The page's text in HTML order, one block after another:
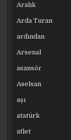
Aralık
Arda Turan
ardından
Arsenal
asansör
Aselsan
aşı
atatürk
atlet